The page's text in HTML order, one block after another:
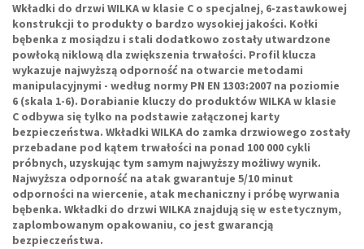
Wkładki do drzwi WILKA w klasie C o specjalnej, 6-zastawkowej
konstrukcji to produkty o bardzo wysokiej jakości. Kołki
bębenka z mosiądzu i stali dodatkowo zostały utwardzone
powłoką niklową dla zwiększenia trwałości. Profil klucza
wykazuje najwyższą odporność na otwarcie metodami
manipulacyjnymi - według normy PN EN 1303:2007 na poziomie
6 (skala 1-6). Dorabianie kluczy do produktów WILKA w klasie
C odbywa się tylko na podstawie załączonej karty
bezpieczeństwa. Wkładki WILKA do zamka drzwiowego zostały
przebadane pod kątem trwałości na ponad 100 000 cykli
próbnych, uzyskując tym samym najwyższy możliwy wynik.
Najwyższa odporność na atak gwarantuje 5/10 minut
odporności na wiercenie, atak mechaniczny i próbę wyrwania
bębenka. Wkładki do drzwi WILKA znajdują się w estetycznym,
zaplombowanym opakowaniu, co jest gwarancją
bezpieczeństwa.